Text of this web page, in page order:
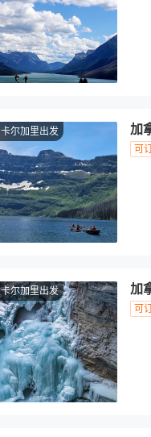
卡尔加里出发 加
可
卡尔加里出发 加
可